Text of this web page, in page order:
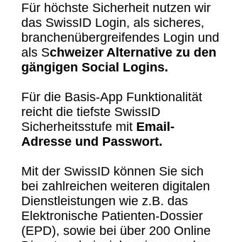
Für höchste Sicherheit nutzen wir
das SwissID Login, als sicheres,
branchenübergreifendes Login und
als Schweizer Alternative zu den
gängigen Social Logins.
Für die Basis-App Funktionalität
reicht die tiefste SwissID
Sicherheitsstufe mit Email-
Adresse und Passwort.
Mit der SwissID können Sie sich
bei zahlreichen weiteren digitalen
Dienstleistungen wie z.B. das
Elektronische Patienten-Dossier
(EPD), sowie bei über 200 Online